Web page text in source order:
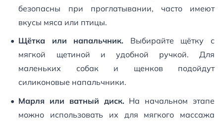
безопасны при проглатывании, часто имеют
вкусы мяса или птицы.
Щётка или напальчник. Выбирайте щётку с
мягкой щетиной и удобной ручкой. Для
маленьких собак и щенков подойдут
силиконовые напальчники.
Марля или ватный диск. На начальном этапе
можно использовать их для мягкого массажа